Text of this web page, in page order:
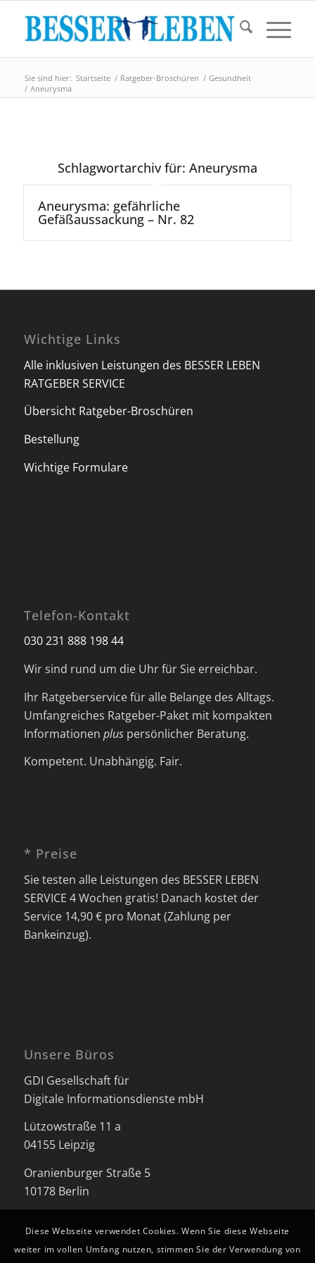
Sie sind hier: Startseite / Ratgeber-Broschüren / Gesundheit
/ Aneurysma
Schlagwortarchiv für: Aneurysma
Aneurysma: gefährliche
Gefäßaussackung – Nr. 82
Wichtige Links
Alle inklusiven Leistungen des BESSER LEBEN
RATGEBER SERVICE
Übersicht Ratgeber-Broschüren
Bestellung
Wichtige Formulare
Telefon-Kontakt
030 231 888 198 44
Wir sind rund um die Uhr für Sie erreichbar.
Ihr Ratgeberservice für alle Belange des Alltags.
Umfangreiches Ratgeber-Paket mit kompakten
Informationen pluspersönlicher Beratung.
Kompetent. Unabhängig. Fair.
* Preise
Sie testen alle Leistungen des BESSER LEBEN
SERVICE 4 Wochen gratis! Danach kostet der
Service 14,90 € pro Monat (Zahlung per
Bankeinzug).
Unsere Büros
GDI Gesellschaft für
Digitale Informationsdienste mbH
Lützowstraße 11 a
04155 Leipzig
Oranienburger Straße 5
10178 Berlin
Diese Webseite verwendet Cookies. Wenn Sie diese Webseite
weiter im vollen Umfang nutzen, stimmen Sie der Verwendung von